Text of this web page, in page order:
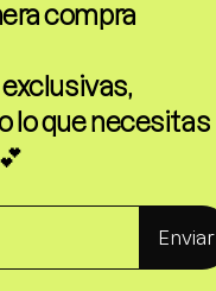
compra
exclusivas,
lo que necesitas
Enviar